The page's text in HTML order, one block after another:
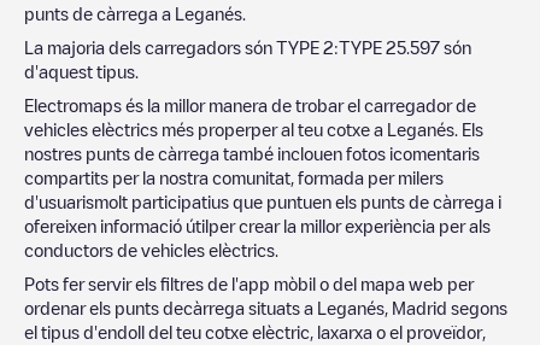
punts de càrrega a Leganés
La majoria dels carregadors són TYPE 2:TYPE 25.597 són
d'aquest tipus.
Electromaps és la millor manera de trobar el carregador de
vehicles elèctrics més properper al teu cotxe a Leganés . Els
nostres punts de càrrega també inclouen fotos icomentaris
compartits per la nostra comunitat, formada per milers
d'usuarismolt participatius que puntuen els punts de càrrega i
ofereixen informació útilper crear la millor experiència per als
conductors de vehicles elèctrics.
Pots fer servir els filtres de l'app mòbil o del mapa web per
ordenar els punts decàrrega situats a Leganés Madrid segons
el tipus d'endoll del teu cotxe elèctric, laxarxa o el proveïdor,